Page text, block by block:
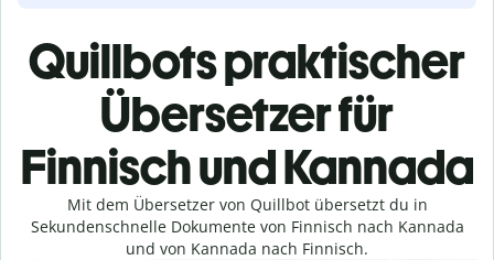
Quillbots praktischer
Übersetzer für
Finnisch und Kannada
Mit dem Übersetzer von Quillbot übersetzt du in
Sekundenschnelle Dokumente von Finnisch nach Kannada
und von Kannada nach Finnisch.